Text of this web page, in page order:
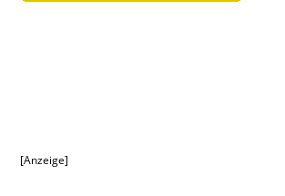
[Anzeige]